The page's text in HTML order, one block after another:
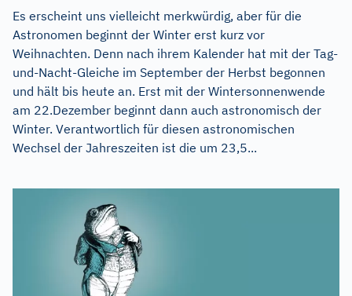
Es erscheint uns vielleicht merkwürdig, aber für die
Astronomen beginnt der Winter erst kurz vor
Weihnachten. Denn nach ihrem Kalender hat mit der Tag-
und-Nacht-Gleiche im September der Herbst begonnen
und hält bis heute an. Erst mit der Wintersonnenwende
am 22.Dezember beginnt dann auch astronomisch der
Winter. Verantwortlich für diesen astronomischen
Wechsel der Jahreszeiten ist die um 23,5...